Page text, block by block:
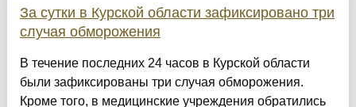
За сутки в Курской области зафиксировано три
случая обморожения
В течение последних 24 часов в Курской области
были зафиксированы три случая обморожения.
Кроме того, в медицинские учреждения обратились